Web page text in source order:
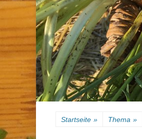
Startseite » Thema »